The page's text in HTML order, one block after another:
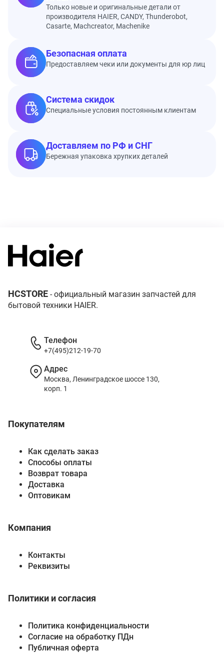
Только новые и оригинальные детали от
производителя HAIER, CANDY, Thunderobot,
Casarte, Machcreator, Machenike
Безопасная оплата
Предоставляем чеки или документы для юр лиц
Система скидок
Специальные условия постоянным клиентам
Доставляем по РФ и СНГ
Бережная упаковка хрупких деталей
HCSTORE - официальный магазин запчастей для
бытовой техники HAIER.
Покупателям
Как сделать заказ
Способы оплаты
Возврат товара
Доставка
Оптовикам
Компания
Контакты
Реквизиты
Политики и согласия
Политика конфиденциальности
Согласие на обработку ПДн
Публичная оферта
Телефон
+7(495)212-19-70
Адрес
Москва, Ленинградское шоссе 130,
корп. 1